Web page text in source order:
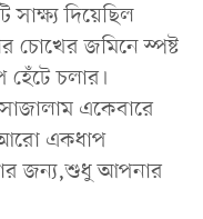
দিয়েছিল
জমিনে স্পষ্ট
চলার।
একেবারে
একধাপ
জন্য,শুধু আপনার